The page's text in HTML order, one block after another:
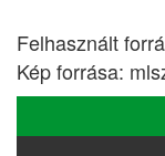
Felhasznált
Kép forrása: